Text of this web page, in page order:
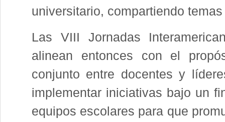
universitario, compartiendo
Las VIII Jornadas
alinean entonces con el
conjunto entre docentes y
implementar iniciativas bajo un
equipos escolares para que